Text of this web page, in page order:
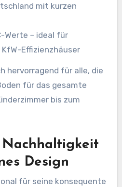
mit kurzen
Werte – ideal für
Effizienzhäuser
hervorragend für alle, die
für das gesamte
bis zum
Nachhaltigkeit
Design
für seine konsequente